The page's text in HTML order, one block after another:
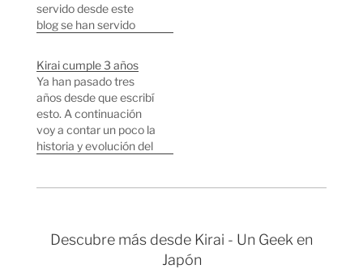
servido desde este
blog se han servido
únicos. El mes con más
visitas fue Marzo de
2005 con 201.877 y el
segundo més con más
visitas fue Enero de
2006 con 135.563.
Kirai cumple 3 años
Ya han pasado tres
años desde que escribí
esto. A continuación
voy a contar un poco la
historia y evolución del
para hacer la lectura
Descubre más desde Kirai - Un Geek en
Japón